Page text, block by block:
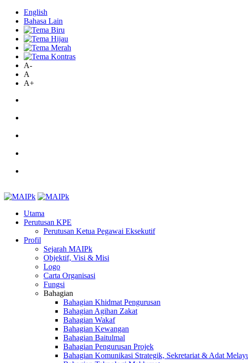
English
Bahasa Lain
A-
A
A+
Utama
Perutusan KPE
Perutusan Ketua Pegawai Eksekutif
Profil
Sejarah MAIPk
Objektif, Visi & Misi
Logo
Carta Organisasi
Fungsi
Bahagian
Bahagian Khidmat Pengurusan
Bahagian Agihan Zakat
Bahagian Wakaf
Bahagian Kewangan
Bahagian Baitulmal
Bahagian Pengurusan Projek
Bahagian Komunikasi Strategik, Sekretariat & Adat